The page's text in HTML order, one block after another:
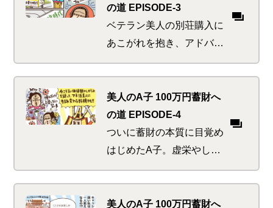
機の乗り切り方とは
の道 EPISODE-3
ベテラン美人の別荘購入に
あこがれを抱き、アドバイ
スをもらいたいA子。野を
超え山を越え行く先々で見
かける現代日本の長寿トレ
ンドにおののきと不安を感
じ始める
美人のA子 100万円蓄財へ
の道 EPISODE-4
ついに蓄財の本質に目覚め
はじめたA子。虚栄やしが
らみから解放されると同時
に、超お得な無限ループへ
の糸口をつかめるのか、つ
美人のA子 100万円蓄財へ